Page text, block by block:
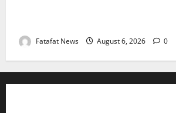
Fatafat News August 6, 2026 0